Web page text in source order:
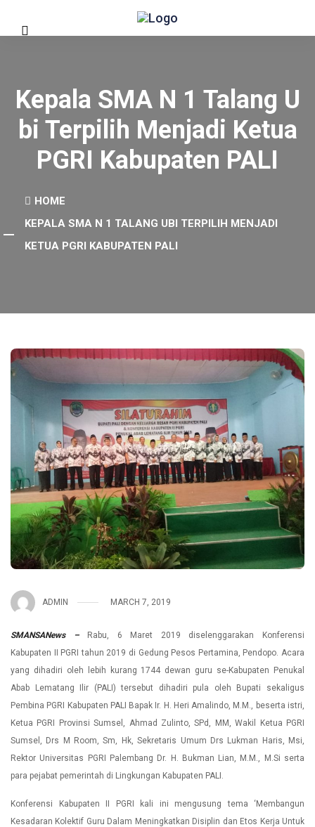
Kepala SMA N 1 Talang U
Bi Terpilih Menjadi Ketua
PGRI Kabupaten PALI
HOME
KEPALA SMA N 1 TALANG UBI TERPILIH MENJADI
KETUA PGRI KABUPATEN PALI
ADMIN MARCH 7, 2019
SMANSANews –
Rabu, 6 Maret 2019 diselenggarakan Konferensi
Kabupaten II PGRI tahun 2019 di Gedung Pesos Pertamina, Pendopo. Acara
yang dihadiri oleh lebih kurang 1744 dewan guru se-Kabupaten Penukal
Abab Lematang Ilir (PALI) tersebut dihadiri pula oleh Bupati sekaligus
Pembina PGRI Kabupaten PALI Bapak Ir. H. Heri Amalindo, M.M., beserta istri,
Ketua PGRI Provinsi Sumsel, Ahmad Zulinto, SPd, MM, Wakil Ketua PGRI
Sumsel, Drs M Room, Sm, Hk, Sekretaris Umum Drs Lukman Haris, Msi,
Rektor Universitas PGRI Palembang Dr. H. Bukman Lian, M.M., M.Si serta
para pejabat pemerintah di Lingkungan Kabupaten PALI.
Konferensi Kabupaten II PGRI kali ini mengusung tema ‘Membangun
Kesadaran Kolektif Guru Dalam Meningkatkan Disiplin dan Etos Kerja Untuk